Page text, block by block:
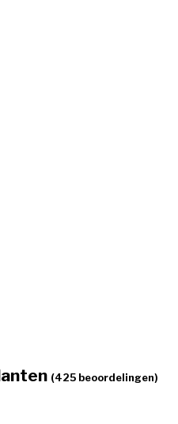
(425 beoordelingen)